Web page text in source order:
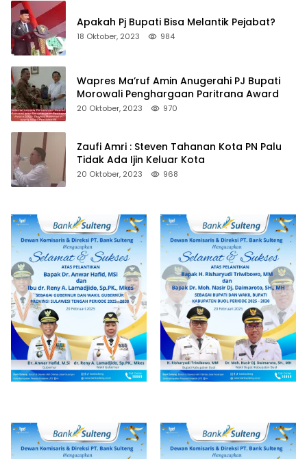
Apakah Pj Bupati Bisa Melantik Pejabat?
18 Oktober, 2023 984
Wapres Ma’ruf Amin Anugerahi PJ Bupati
Morowali Penghargaan Paritrana Award
20 Oktober, 2023 970
Zaufi Amri : Steven Tahanan Kota PN Palu
Tidak Ada Ijin Keluar Kota
20 Oktober, 2023 968